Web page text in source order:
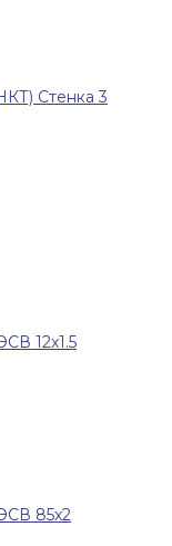
Стенка 3
12x1.5
85x2